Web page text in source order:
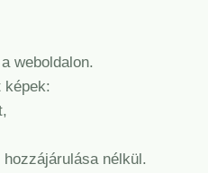
weboldalon.
képek:
nélkül.